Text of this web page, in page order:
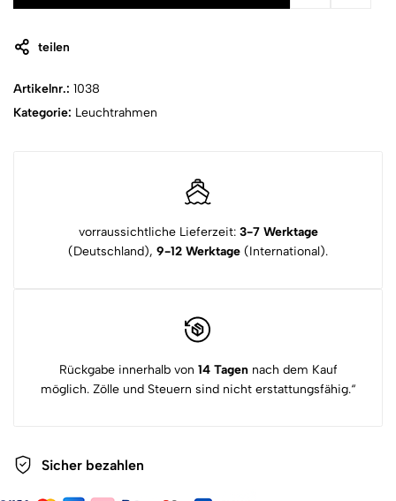
teilen
Artikelnr.: 1038
Kategorie: Leuchtrahmen
vorraussichtliche Lieferzeit: 3-7 Werktage
(Deutschland), 9-12 Werktage (International).
Rückgabe innerhalb von 14 Tagennach dem Kauf
möglich. Zölle und Steuern sind nicht erstattungsfähig.“
Sicher bezahlen